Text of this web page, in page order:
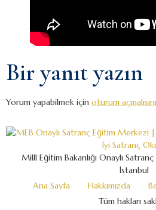
Bir yanıt yazın
Yorum yapabilmek için oturum
Millî Eğitim Bakanlığı Onaylı
İstanbul
Ana Sayfa
Hakkımızda
Tüm hakları